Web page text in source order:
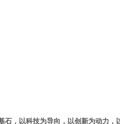
石，以科技为导向，以创新为动力，